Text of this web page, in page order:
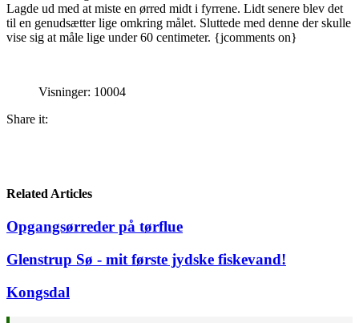
Lagde ud med at miste en ørred midt i fyrrene. Lidt senere blev det
til en genudsætter lige omkring målet. Sluttede med denne der skulle
vise sig at måle lige under 60 centimeter. {jcomments on}
Visninger: 10004
Share it:
Related Articles
Opgangsørreder på tørflue
Glenstrup Sø - mit første jydske fiskevand!
Kongsdal